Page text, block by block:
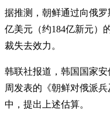
据推测，朝鲜通过向俄
亿美元（约184亿新元）
裁失去效力。
韩联社报道，韩国国家
周发表的《朝鲜对俄派
中，提出上述估算。